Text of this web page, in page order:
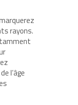
rayons.
l’âge